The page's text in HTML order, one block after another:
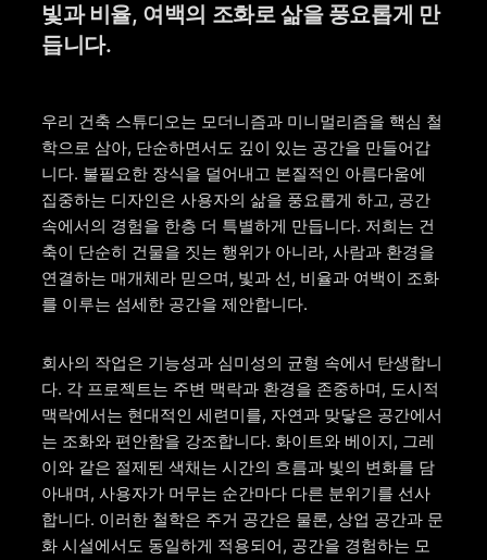
빛과 비율, 여백의 조화로 삶을 풍요롭게 만
듭니다.
우리 건축 스튜디오는 모더니즘과 미니멀리즘을 핵심 철
학으로 삼아, 단순하면서도 깊이 있는 공간을 만들어갑
니다. 불필요한 장식을 덜어내고 본질적인 아름다움에
집중하는 디자인은 사용자의 삶을 풍요롭게 하고, 공간
속에서의 경험을 한층 더 특별하게 만듭니다. 저희는 건
축이 단순히 건물을 짓는 행위가 아니라, 사람과 환경을
연결하는 매개체라 믿으며, 빛과 선, 비율과 여백이 조화
를 이루는 섬세한 공간을 제안합니다.
회사의 작업은 기능성과 심미성의 균형 속에서 탄생합니
다. 각 프로젝트는 주변 맥락과 환경을 존중하며, 도시적
맥락에서는 현대적인 세련미를, 자연과 맞닿은 공간에서
는 조화와 편안함을 강조합니다. 화이트와 베이지, 그레
이와 같은 절제된 색채는 시간의 흐름과 빛의 변화를 담
아내며, 사용자가 머무는 순간마다 다른 분위기를 선사
합니다. 이러한 철학은 주거 공간은 물론, 상업 공간과 문
화 시설에서도 동일하게 적용되어, 공간을 경험하는 모